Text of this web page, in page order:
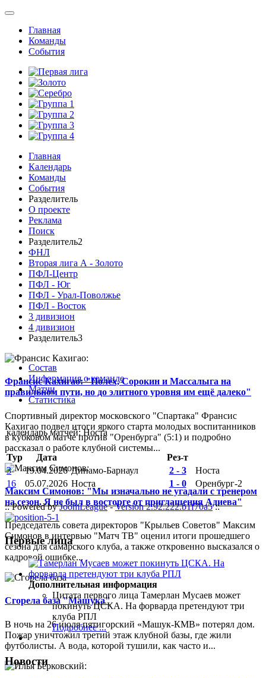
Главная
Команды
События
Главная
Календарь
Команды
События
Разделитель
О проекте
Реклама
Поиск
Разделитель2
ФНЛ
Вторая лига А - Золото
ПФЛ-Центр
ПФЛ - Юг
ПФЛ - Урал-Поволжье
ПФЛ - Восток
3 дивизион
4 дивизион
Разделитель3
Франсис Кахигао: "Полех, Сорокин и Массалыга на
правильном пути, но до элитного уровня им ещё далеко"
Спортивный директор московского "Спартака" Франсис
Кахигао подвел итоги яркого старта молодых воспитанников
в кубковом матче против "Оренбурга" (5:1) и подробно
рассказал о работе клубной системы...
Максим Симонов: "Мы изначально не угадали с тренером
на сезон. Я не был в восторге от приглашения Адиева"
Председатель совета директоров "Крыльев Советов" Максим
Симонов в интервью "Матч ТВ" оценил итоги прошедшего
сезона для самарского клуба, а также откровенно высказался о
кадровой ошибке...
Сгорела база "Машука"
В ночь на 26 июля пятигорский «Машук-КМВ» потерял дом.
Пожар уничтожил третий этаж клубной базы, где жили
футболисты. А вода, которой тушили, как часто и...
Состав
Информация о команде
Матчи
Статистика
календарь матчей: Носта
Тур Дата
Рез-т
3
19.04.2026 Динамо-Барнаул 2 - 3
Носта
16
05.07.2026 Носта 1 - 0 Оренбург-2
:: Powered byJoomLeague-Version 2.92.222.b1f70a5::
Первые лица
Дополнительная информация
Цитата первого лица Тамерлан Мусаев может
покинуть ЦСКА. На форварда претендуют три
клуба РПЛ
Подробнее ...
Новости